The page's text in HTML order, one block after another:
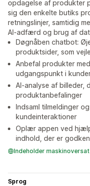
opdagelse af produkter
sig den enkelte butiks
retningslinjer, samtidig
AI-adfærd og brug af
Døgnåben chatbot:
produktsider, som
Anbefal produkter
udgangspunkt i
AI-analyse af billeder,
produktanbefalinger
Indsaml tilmeldinger
kundeinteraktioner
Oplær appen ved
indhold, der er
Indeholder
Sprog